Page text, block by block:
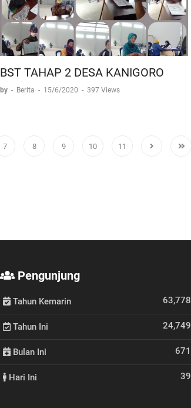
BST TAHAP 2 DESA KANIGORO
by - Berita - 15/6/2020 - 397 Views
7 8 9 10 11
Pengunjung
Tahun Kemarin 63,778
Tahun Ini 24,749
Bulan Ini 671
Hari Ini 39